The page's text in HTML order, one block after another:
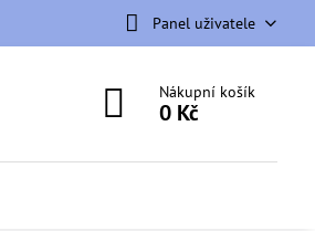
Panel uživatele
Nákupní košík
0 Kč